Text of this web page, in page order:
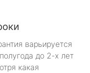
варьируется
до 2-х лет
какая